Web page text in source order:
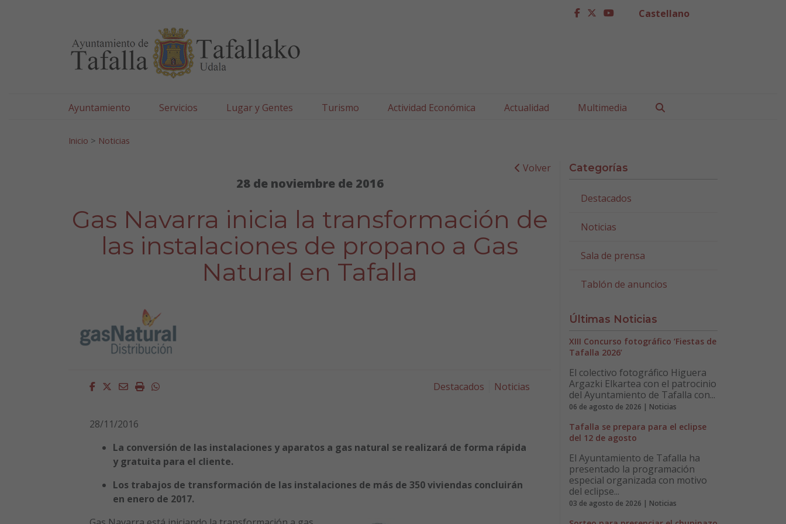
facebook
twitter
youtubeCastellano
Ayuntamiento Servicios Lugar y Gentes Turismo Actividad Económica Actualidad Multimedia
Inicio > Noticias
Volver
28 de noviembre de 2016
Gas Navarra inicia la transformación de
las instalaciones de propano a Gas
Natural en Tafalla
Facebook
Twitter
EmailImprimirWhatsapp Destacados Noticias
28/11/2016
La conversión de las instalaciones y aparatos a gas natural se realizará de forma rápida
y gratuita para el cliente.
Los trabajos de transformación de las instalaciones de más de 350 viviendas concluirán
en enero de 2017.
Categorías
Destacados
Noticias
Sala de prensa
Tablón de anuncios
Últimas Noticias
XIII Concurso fotográfico ‘Fiestas de
Tafalla 2026’
El colectivo fotográfico Higuera
Argazki Elkartea con el patrocinio
del Ayuntamiento de Tafalla con...
06 de agosto de 2026 | Noticias
Tafalla se prepara para el eclipse
del 12 de agosto
El Ayuntamiento de Tafalla ha
presentado la programación
especial organizada con motivo
del eclipse...
03 de agosto de 2026 | Noticias